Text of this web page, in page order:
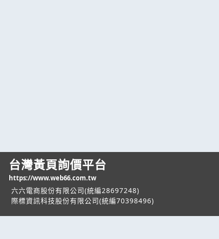
台灣黃頁詢價平台
https://www.web66.com.tw
六六電商股份有限公司(統編28697248)
際標資訊科技股份有限公司(統編70398496)